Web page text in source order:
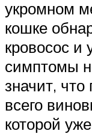
укромном
кошке
кровосос и
симптомы
значит,
всего
которой